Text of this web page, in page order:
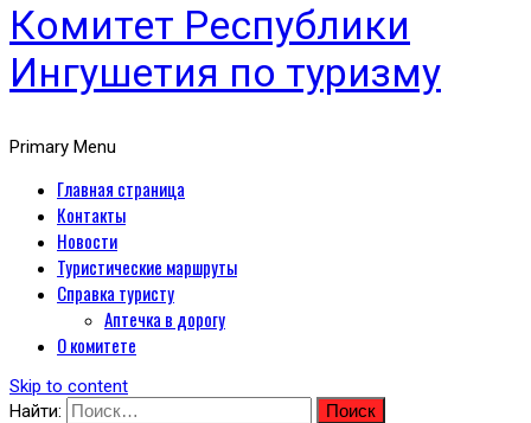
Комитет Республики
Ингушетия по туризму
Primary Menu
Главная страница
Контакты
Новости
Туристические маршруты
Справка туристу
Аптечка в дорогу
О комитете
Skip to content
Найти: